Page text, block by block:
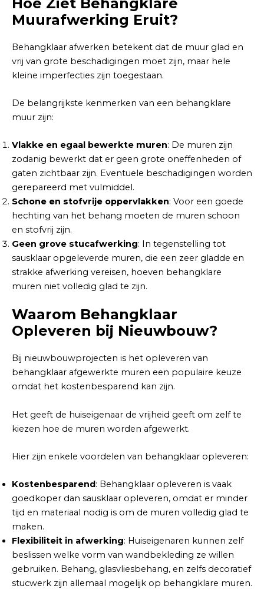
Muurafwerking Eruit?
Behangklaar afwerken betekent dat de muur glad en
vrij van grote beschadigingen moet zijn, maar hele
kleine imperfecties zijn toegestaan.
De belangrijkste kenmerken van een behangklare
muur zijn:
Vlakke en egaal bewerkte muren: De muren zijn
zodanig bewerkt dat er geen grote oneffenheden of
gaten zichtbaar zijn. Eventuele beschadigingen worden
gerepareerd met vulmiddel.
Schone en stofvrije oppervlakken: Voor een goede
hechting van het behang moeten de muren schoon
en stofvrij zijn.
Geen grove stucafwerking: In tegenstelling tot
sausklaar opgeleverde muren, die een zeer gladde en
strakke afwerking vereisen, hoeven behangklare
muren niet volledig glad te zijn.
Waarom Behangklaar
Opleveren bij Nieuwbouw?
Bij nieuwbouwprojecten is het opleveren van
behangklaar afgewerkte muren een populaire keuze
omdat het kostenbesparend kan zijn.
Het geeft de huiseigenaar de vrijheid geeft om zelf te
kiezen hoe de muren worden afgewerkt.
Hier zijn enkele voordelen van behangklaar opleveren:
Kostenbesparend : Behangklaar opleveren is vaak
goedkoper dan sausklaar opleveren, omdat er minder
tijd en materiaal nodig is om de muren volledig glad te
maken.
Flexibiliteit in afwerking: Huiseigenaren kunnen zelf
beslissen welke vorm van wandbekleding ze willen
gebruiken. Behang, glasvliesbehang, en zelfs decoratief
stucwerk zijn allemaal mogelijk op behangklare muren.